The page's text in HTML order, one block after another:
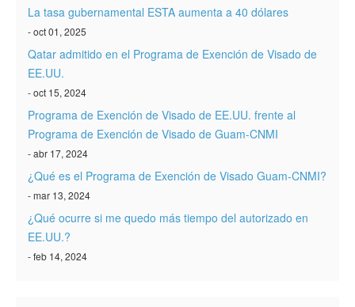
Contacto
La tasa gubernamental ESTA aumenta a 40 dólares
- oct 01, 2025
Qatar admitido en el Programa de Exención de Visado de
EE.UU.
- oct 15, 2024
Programa de Exención de Visado de EE.UU. frente al
Programa de Exención de Visado de Guam-CNMI
- abr 17, 2024
¿Qué es el Programa de Exención de Visado Guam-CNMI?
- mar 13, 2024
¿Qué ocurre si me quedo más tiempo del autorizado en
EE.UU.?
- feb 14, 2024